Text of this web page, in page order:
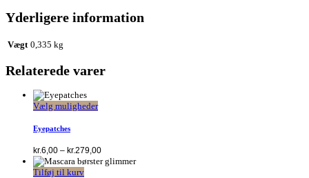
Yderligere information
Vægt 0,335 kg
Relaterede varer
Vælg mulighederDette
varianter.
Mulighederne
Eyepatches
kr.6,00 – kr.279,00Prisinterval:
kr.6,00
til
Tilføj til kurv